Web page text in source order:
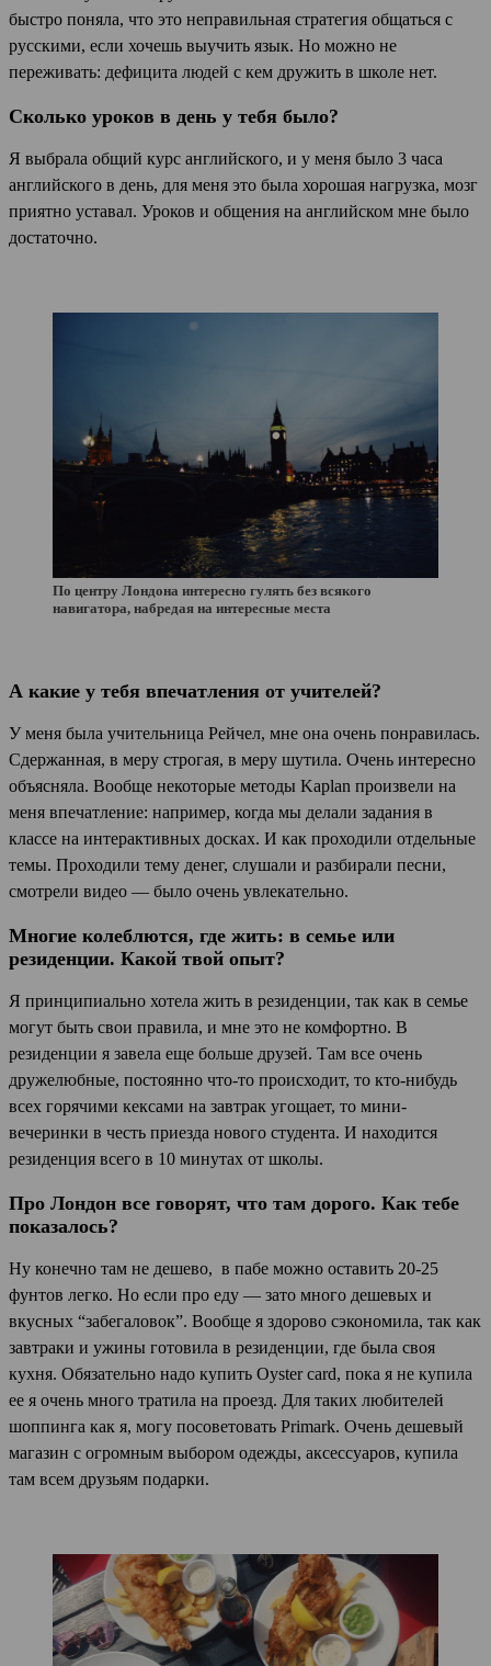
быстро поняла, что это неправильная стратегия общаться с
русскими, если хочешь выучить язык. Но можно не
переживать: дефицита людей с кем дружить в школе нет.
Сколько уроков в день у тебя было?
Я выбрала общий курс английского, и у меня было 3 часа
английского в день, для меня это была хорошая нагрузка, мозг
приятно уставал. Уроков и общения на английском мне было
достаточно.
По центру Лондона интересно гулять без всякого
навигатора, набредая на интересные места
А какие у тебя впечатления от учителей?
У меня была учительница Рейчел, мне она очень понравилась.
Сдержанная, в меру строгая, в меру шутила. Очень интересно
объясняла. Вообще некоторые методы Kaplan произвели на
меня впечатление: например, когда мы делали задания в
классе на интерактивных досках. И как проходили отдельные
темы. Проходили тему денег, слушали и разбирали песни,
смотрели видео — было очень увлекательно.
Многие колеблются, где жить: в семье или
резиденции. Какой твой опыт?
Я принципиально хотела жить в резиденции, так как в семье
могут быть свои правила, и мне это не комфортно. В
резиденции я завела еще больше друзей. Там все очень
дружелюбные, постоянно что-то происходит, то кто-нибудь
всех горячими кексами на завтрак угощает, то мини-
вечеринки в честь приезда нового студента. И находится
резиденция всего в 10 минутах от школы.
Про Лондон все говорят, что там дорого. Как тебе
показалось?
Ну конечно там не дешево, в пабе можно оставить 20-25
фунтов легко. Но если про еду — зато много дешевых и
вкусных “забегаловок”. Вообще я здорово сэкономила, так как
завтраки и ужины готовила в резиденции, где была своя
кухня. Обязательно надо купить Oyster card, пока я не купила
ее я очень много тратила на проезд. Для таких любителей
шоппинга как я, могу посоветовать Primark. Очень дешевый
магазин с огромным выбором одежды, аксессуаров, купила
там всем друзьям подарки.